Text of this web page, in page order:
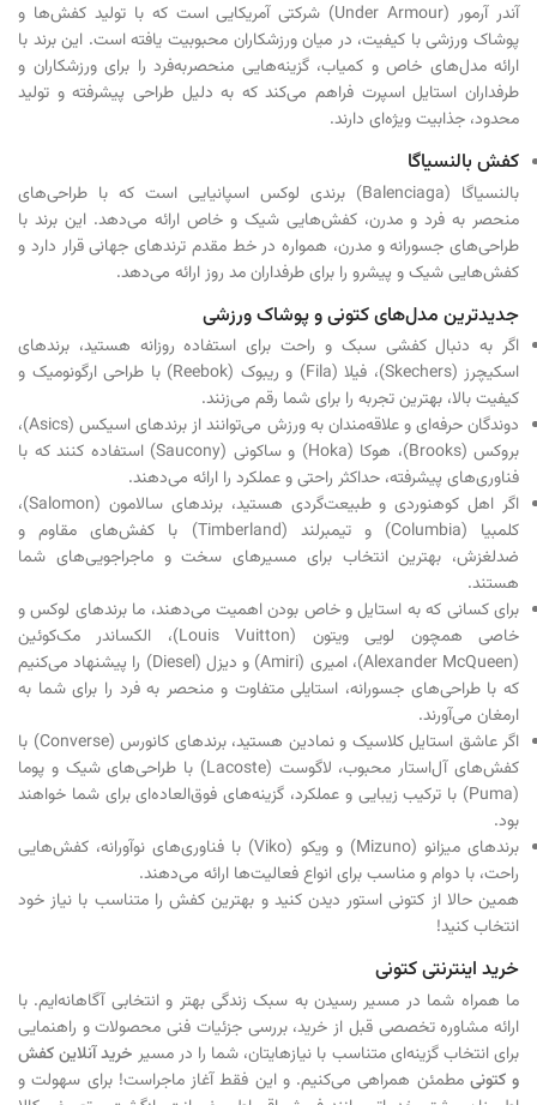
آندر آرمور (Under Armour) شرکتی آمریکایی است که با تولید کفش‌ها و
پوشاک ورزشی با کیفیت، در میان ورزشکاران محبوبیت یافته است. این برند با
ارائه مدل‌های خاص و کمیاب، گزینه‌هایی منحصربه‌فرد را برای ورزشکاران و
طرفداران استایل اسپرت فراهم می‌کند که به دلیل طراحی پیشرفته و تولید
محدود، جذابیت ویژه‌ای دارند.
کفش بالنسیاگا
بالنسیاگا (Balenciaga) برندی لوکس اسپانیایی است که با طراحی‌های
منحصر به فرد و مدرن، کفش‌هایی شیک و خاص ارائه می‌دهد. این برند با
طراحی‌های جسورانه و مدرن، همواره در خط مقدم ترندهای جهانی قرار دارد و
کفش‌هایی شیک و پیشرو را برای طرفداران مد روز ارائه می‌دهد.
جدیدترین مدل‌های کتونی و پوشاک ورزشی
اگر به دنبال کفشی سبک و راحت برای استفاده روزانه هستید، برندهای
اسکیچرز (Skechers)، فیلا (Fila) و ریبوک (Reebok) با طراحی ارگونومیک و
کیفیت بالا، بهترین تجربه را برای شما رقم می‌زنند.
دوندگان حرفه‌ای و علاقه‌مندان به ورزش می‌توانند از برندهای اسیکس (Asics)،
بروکس (Brooks)، هوکا (Hoka) و ساکونی (Saucony) استفاده کنند که با
فناوری‌های پیشرفته، حداکثر راحتی و عملکرد را ارائه می‌دهند.
اگر اهل کوهنوردی و طبیعت‌گردی هستید، برندهای سالامون (Salomon)،
کلمبیا (Columbia) و تیمبرلند (Timberland) با کفش‌های مقاوم و
ضدلغزش، بهترین انتخاب برای مسیرهای سخت و ماجراجویی‌های شما
هستند.
برای کسانی که به استایل و خاص بودن اهمیت می‌دهند، ما برندهای لوکس و
خاصی همچون لویی ویتون (Louis Vuitton)، الکساندر مک‌کوئین
(Alexander McQueen)، امیری (Amiri) و دیزل (Diesel) را پیشنهاد می‌کنیم
که با طراحی‌های جسورانه، استایلی متفاوت و منحصر به فرد را برای شما به
ارمغان می‌آورند.
اگر عاشق استایل کلاسیک و نمادین هستید، برندهای کانورس (Converse) با
کفش‌های آل‌استار محبوب، لاگوست (Lacoste) با طراحی‌های شیک و پوما
(Puma) با ترکیب زیبایی و عملکرد، گزینه‌های فوق‌العاده‌ای برای شما خواهند
بود.
برندهای میزانو (Mizuno) و ویکو (Viko) با فناوری‌های نوآورانه، کفش‌هایی
راحت، با دوام و مناسب برای انواع فعالیت‌ها ارائه می‌دهند.
همین حالا از کتونی استور دیدن کنید و بهترین کفش را متناسب با نیاز خود
انتخاب کنید!
خرید اینترنتی کتونی
ما همراه شما در مسیر رسیدن به سبک زندگی بهتر و انتخابی آگاهانه‌ایم. با
ارائه مشاوره تخصصی قبل از خرید، بررسی جزئیات فنی محصولات و راهنمایی
برای انتخاب گزینه‌ای متناسب با نیازهایتان، شما را در مسیر خریدآنلاین کفش
و کتونی مطمئن همراهی می‌کنیم. و این فقط آغاز ماجراست! برای سهولت و